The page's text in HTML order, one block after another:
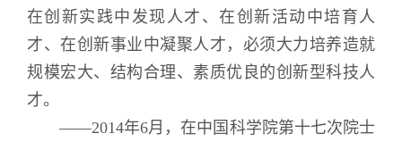
在创新实践中发现人才、在创新活动中培育人
才、在创新事业中凝聚人才，必须大力培养造就
规模宏大、结构合理、素质优良的创新型科技人
才。
——2014年6月，在中国科学院第十七次院士